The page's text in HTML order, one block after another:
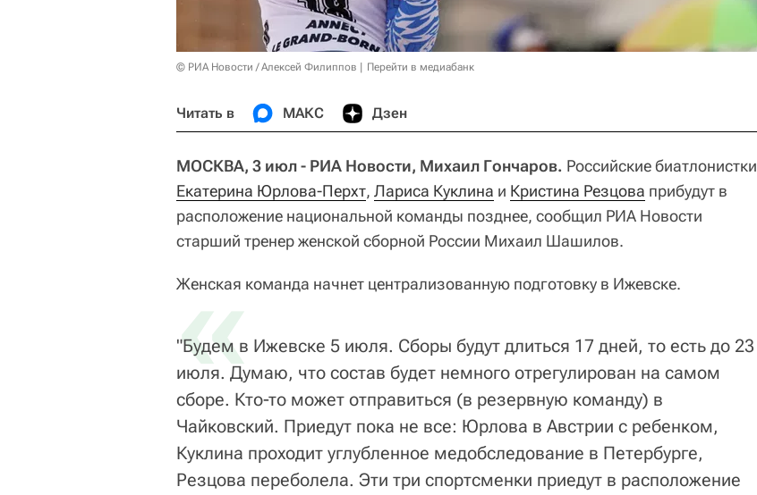
© РИА Новости / Алексей Филиппов Перейти в медиабанк
Читать в МАКС Дзен
МОСКВА, 3 июл ‑ РИА Новости, Михаил Гончаров. Российские биатлонистки
Екатерина Юрлова‑Перхт, Лариса Куклина и Кристина Резцова прибудут в
расположение национальной команды позднее, сообщил РИА Новости
старший тренер женской сборной России Михаил Шашилов.
Женская команда начнет централизованную подготовку в Ижевске.
«
"Будем в Ижевске 5 июля. Сборы будут длиться 17 дней, то есть до 23
июля. Думаю, что состав будет немного отрегулирован на самом
сборе. Кто‑то может отправиться (в резервную команду) в
Чайковский. Приедут пока не все: Юрлова в Австрии с ребенком,
Куклина проходит углубленное медобследование в Петербурге,
Резцова переболела. Эти три спортсменки приедут в расположение